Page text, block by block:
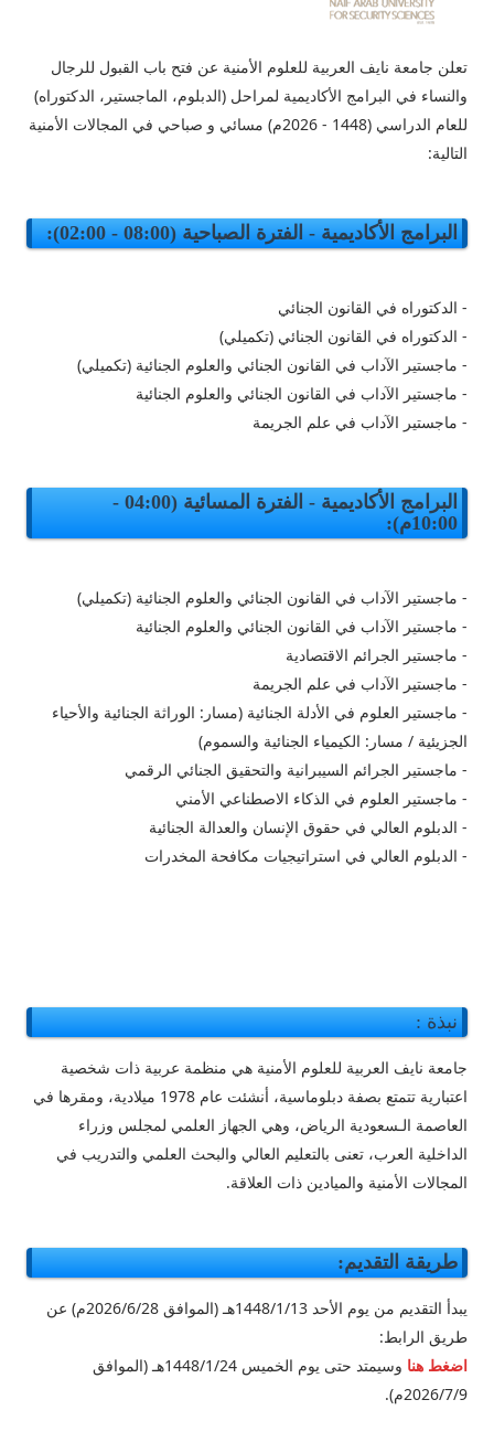
تعلن جامعة نايف العربية للعلوم الأمنية عن فتح باب القبول للرجال
والنساء في البرامج الأكاديمية لمراحل (الدبلوم، الماجستير، الدكتوراه)
للعام الدراسي (1448 - 2026م) مسائي و صباحي في المجالات الأمنية
التالية:
البرامج الأكاديمية - الفترة الصباحية (08:00 - 02:00):
- الدكتوراه في القانون الجنائي
- الدكتوراه في القانون الجنائي (تكميلي)
- ماجستير الآداب في القانون الجنائي والعلوم الجنائية (تكميلي)
- ماجستير الآداب في القانون الجنائي والعلوم الجنائية
- ماجستير الآداب في علم الجريمة
البرامج الأكاديمية - الفترة المسائية (04:00 -
10:00م):
- ماجستير الآداب في القانون الجنائي والعلوم الجنائية (تكميلي)
- ماجستير الآداب في القانون الجنائي والعلوم الجنائية
- ماجستير الجرائم الاقتصادية
- ماجستير الآداب في علم الجريمة
- ماجستير العلوم في الأدلة الجنائية (مسار: الوراثة الجنائية والأحياء
الجزيئية / مسار: الكيمياء الجنائية والسموم)
- ماجستير الجرائم السيبرانية والتحقيق الجنائي الرقمي
- ماجستير العلوم في الذكاء الاصطناعي الأمني
- الدبلوم العالي في حقوق الإنسان والعدالة الجنائية
- الدبلوم العالي في استراتيجيات مكافحة المخدرات
نبذة :
جامعة نايف العربية للعلوم الأمنية هي منظمة عربية ذات شخصية
اعتبارية تتمتع بصفة دبلوماسية، أنشئت عام 1978 ميلادية، ومقرها في
العاصمة الـسعودية الرياض، وهي الجهاز العلمي لمجلس وزراء
الداخلية العرب، تعنى بالتعليم العالي والبحث العلمي والتدريب في
المجالات الأمنية والميادين ذات العلاقة.
طريقة التقديم:
يبدأ التقديم من يوم الأحد 1448/1/13هـ (الموافق 2026/6/28م) عن
طريق الرابط:
اضغط هنا
وسيمتد حتى يوم الخميس 1448/1/24هـ (الموافق
2026/7/9م).